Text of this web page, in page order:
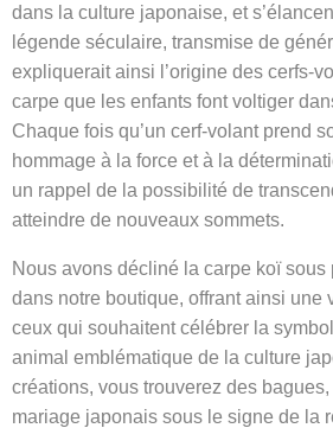
dans la culture japonaise, et
légende séculaire, transmise de
expliquerait ainsi l’origine des cerfs-
carpe que les enfants font voltiger
Chaque fois qu’un cerf-volant prend
hommage à la force et à la
un rappel de la possibilité de
atteindre de nouveaux sommets.
Nous avons décliné la carpe koï sous
dans notre boutique, offrant ainsi une
ceux qui souhaitent célébrer la
animal emblématique de la culture
créations, vous trouverez des
mariage japonais sous le signe de la